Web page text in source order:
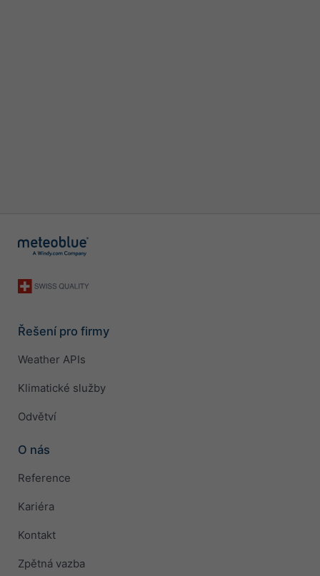
Řešení pro firmy
Weather APIs
Klimatické služby
Odvětví
O nás
Reference
Kariéra
Kontakt
Zpětná vazba